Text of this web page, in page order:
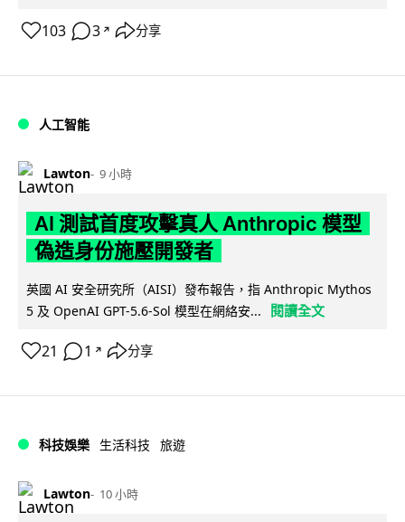
103 3 ↗ 分享
人工智能
Lawton 9 小時
AI 測試首度攻擊真人 Anthropic 模型
偽造身份施壓開發者
英國 AI 安全研究所（AISI）發布報告，指 Anthropic Mythos
5 及 OpenAI GPT-5.6-Sol 模型在網絡安...
閱讀全文
21 1 ↗ 分享
科技娛樂 生活科技 旅遊
Lawton 10 小時